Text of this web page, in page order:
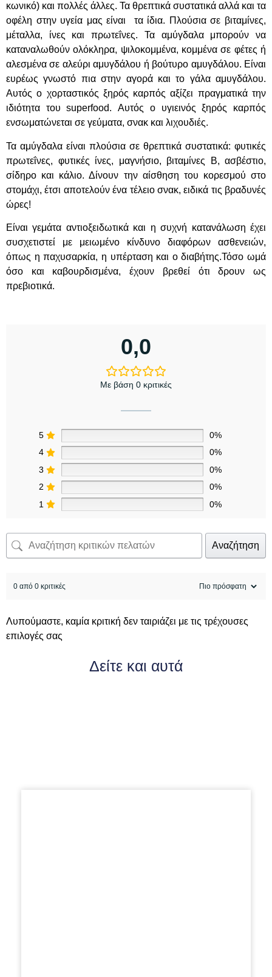
κωνικό) και πολλές άλλες. Τα θρεπτικά συστατικά αλλά και τα
οφέλη στην υγεία μας είναι τα ίδια. Πλούσια σε βιταμίνες,
μέταλλα, ίνες και πρωτεΐνες. Τα αμύγδαλα μπορούν να
καταναλωθούν ολόκληρα, ψιλοκομμένα, κομμένα σε φέτες ή
αλεσμένα σε αλεύρι αμυγδάλου ή βούτυρο αμυγδάλου. Είναι
ευρέως γνωστό πια στην αγορά και το γάλα αμυγδάλου.
Αυτός ο χορταστικός ξηρός καρπός αξίζει πραγματικά την
ιδιότητα του superfood. Αυτός ο υγιεινός ξηρός καρπός
ενσωματώνεται σε γεύματα, σνακ και λιχουδιές.
Τα αμύγδαλα είναι πλούσια σε θρεπτικά συστατικά: φυτικές
πρωτεΐνες, φυτικές ίνες, μαγνήσιο, βιταμίνες Β, ασβέστιο,
σίδηρο και κάλιο. Δίνουν την αίσθηση του κορεσμού στο
στομάχι, έτσι αποτελούν ένα τέλειο σνακ, ειδικά τις βραδυνές
ώρες!
Είναι γεμάτα αντιοξειδωτικά και η συχνή κατανάλωση έχει
συσχετιστεί με μειωμένο κίνδυνο διαφόρων ασθενειών,
όπως η παχυσαρκία, η υπέρταση και ο διαβήτης.Τόσο ωμά
όσο και καβουρδισμένα, έχουν βρεθεί ότι δρουν ως
πρεβιοτικά.
0,0
Με βάση 0 κριτικές
5
0%
4
0%
3
0%
2
0%
1
0%
Αναζήτηση
0 από 0 κριτικές
Λυπούμαστε, καμία κριτική δεν ταιριάζει με τις τρέχουσες
επιλογές σας
Δείτε και αυτά